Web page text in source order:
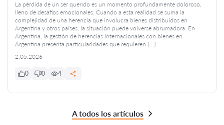
La pérdida de un ser querido es un momento profundamente doloroso,
lleno de desafíos emocionales. Cuando a esta realidad se suma la
complejidad de una herencia que involucra bienes distribuidos en
Argentina y otros países, la situación puede volverse abrumadora. En
Argentina, la gestión de herencias internacionales con bienes en
Argentina presenta particularidades que requieren […]
2.05.2026
0 0 4
A todos los artículos